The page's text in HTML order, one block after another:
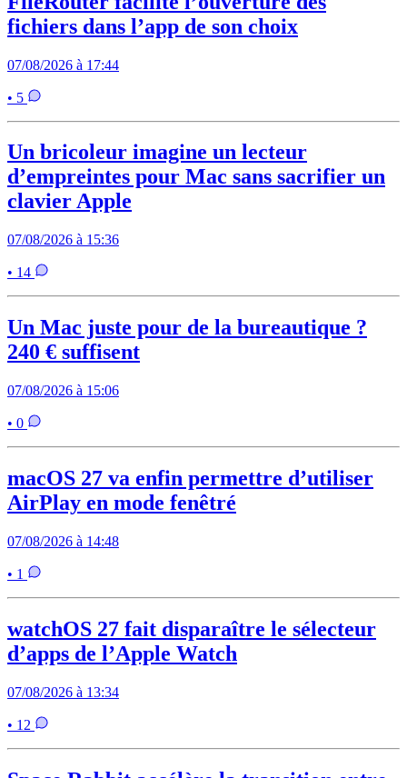
fichiers dans l’app de son choix
07/08/2026 à 17:44
• 5
Un bricoleur imagine un lecteur
d’empreintes pour Mac sans sacrifier un
clavier Apple
07/08/2026 à 15:36
• 14
Un Mac juste pour de la bureautique ?
240 € suffisent
07/08/2026 à 15:06
• 0
macOS 27 va enfin permettre d’utiliser
AirPlay en mode fenêtré
07/08/2026 à 14:48
• 1
watchOS 27 fait disparaître le sélecteur
d’apps de l’Apple Watch
07/08/2026 à 13:34
• 12